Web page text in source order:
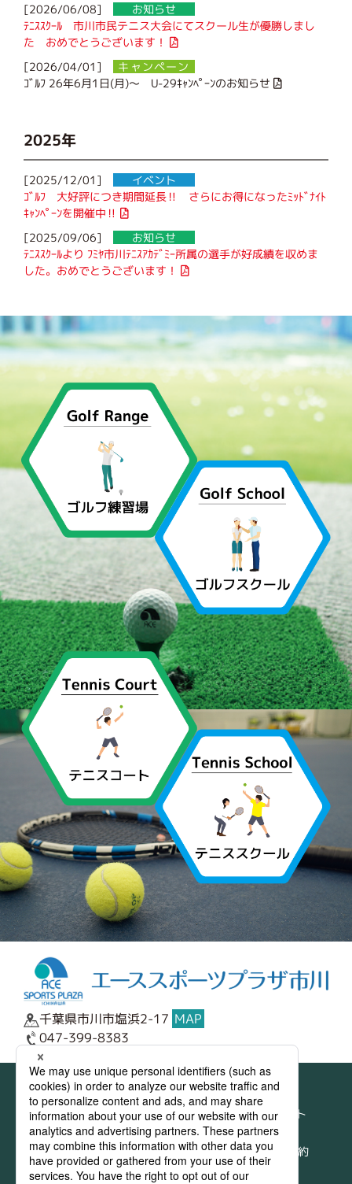
[2026/06/08] お知らせ
ﾃﾆｽｽｸｰﾙ 市川市民テニス大会にてスクール生が優勝しまし
た おめでとうございます！
[2026/04/01] キャンペーン
ｺﾞﾙﾌ 26年6月1日(月)～ U-29ｷｬﾝﾍﾟｰﾝのお知らせ
2025年
[2025/12/01] イベント
ｺﾞﾙﾌ 大好評につき期間延長‼ さらにお得になったﾐｯﾄﾞﾅｲﾄ
ｷｬﾝﾍﾟｰﾝを開催中‼
[2025/09/06] お知らせ
ﾃﾆｽｽｸｰﾙより ﾌﾐﾔ市川ﾃﾆｽｱｶﾃﾞﾐｰ所属の選手が好成績を収めま
した。おめでとうございます！
千葉県市川市塩浜2-17 MAP
047-399-8383
サイトマップ
トップページ
ご利用の手順
･ゴルフ練習場
･テニスコート
テニスコート
･料金表
･ネット予約
スクール